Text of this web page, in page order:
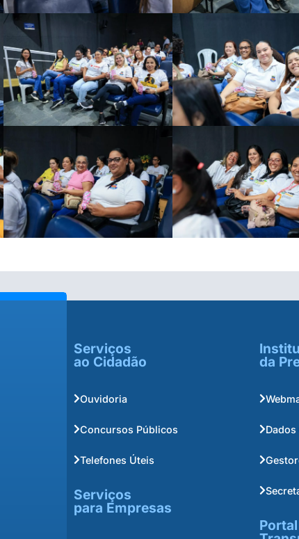
Serviços
ao Cidadão
Ouvidoria
Concursos Públicos
Telefones Úteis
Serviços
para Empresas
da
Dados